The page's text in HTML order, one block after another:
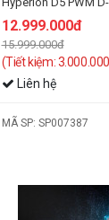
12.999.000đ
15.999.000đ
(Tiết kiệm:
Liên hệ
MÃ SP: SP007387